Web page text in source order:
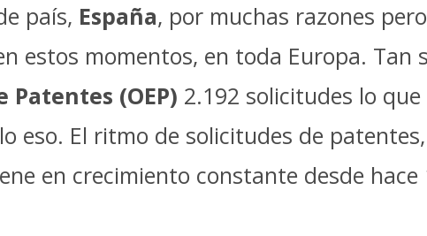
país, España, por muchas razones
estos momentos, en toda Europa. Tan
Patentes (OEP) 2.192 solicitudes lo
eso. El ritmo de solicitudes de
en crecimiento constante desde hace